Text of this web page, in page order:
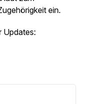
ein.
Updates: